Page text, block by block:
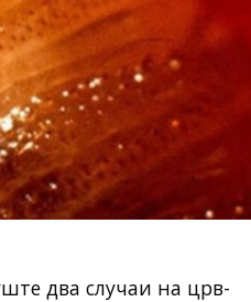
два случаи на црв-